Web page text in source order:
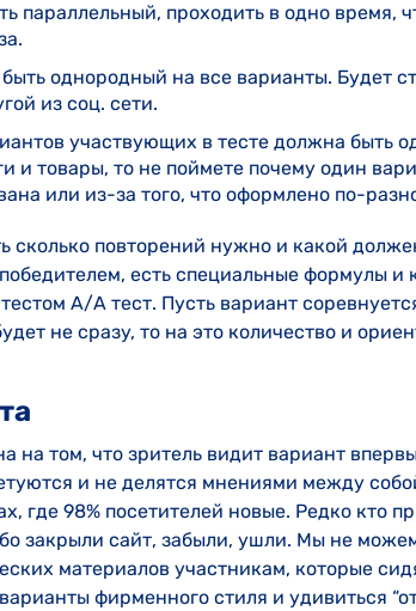
параллельный, проходить в одно время,
однородный на все варианты. Будет
из соц. сети.
участвующих в тесте должна быть
и товары, то не поймете почему один
или из-за того, что оформлено по-
сколько повторений нужно и какой
есть специальные формулы
А/А тест. Пусть вариант
не сразу, то на это количество и
на том, что зритель видит вариант
и не делятся мнениями между
где 98% посетителей новые. Редко кто
закрыли сайт, забыли, ушли. Мы не
материалов участникам, которые
фирменного стиля и удивиться